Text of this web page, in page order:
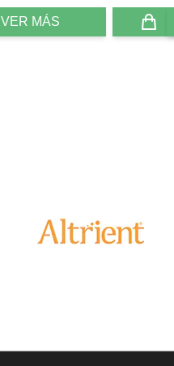
VER MÁS